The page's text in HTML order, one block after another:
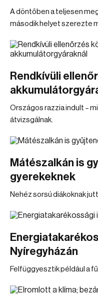
A döntőben a teljesen
második helyet szerezte
Rendkívüli
Országos razzia indult –
átvizsgálnak.
Mátészalkán is
gyerekeknek
Nehéz sorsú diákoknak
Nyíregyházán
Felfüggyesztik például a